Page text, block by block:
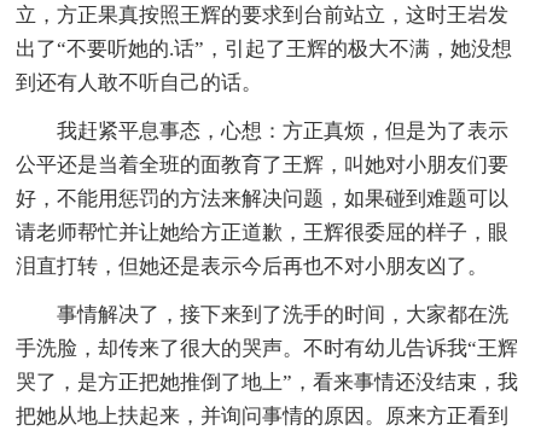
立，方正果真按照王辉的要求到台前站立，这时王岩发
出了“不要听她的.话”，引起了王辉的极大不满，她没想
到还有人敢不听自己的话。
我赶紧平息事态，心想：方正真烦，但是为了表示
公平还是当着全班的面教育了王辉，叫她对小朋友们要
好，不能用惩罚的方法来解决问题，如果碰到难题可以
请老师帮忙并让她给方正道歉，王辉很委屈的样子，眼
泪直打转，但她还是表示今后再也不对小朋友凶了。
事情解决了，接下来到了洗手的时间，大家都在洗
手洗脸，却传来了很大的哭声。不时有幼儿告诉我“王辉
哭了，是方正把她推倒了地上”，看来事情还没结束，我
把她从地上扶起来，并询问事情的原因。原来方正看到